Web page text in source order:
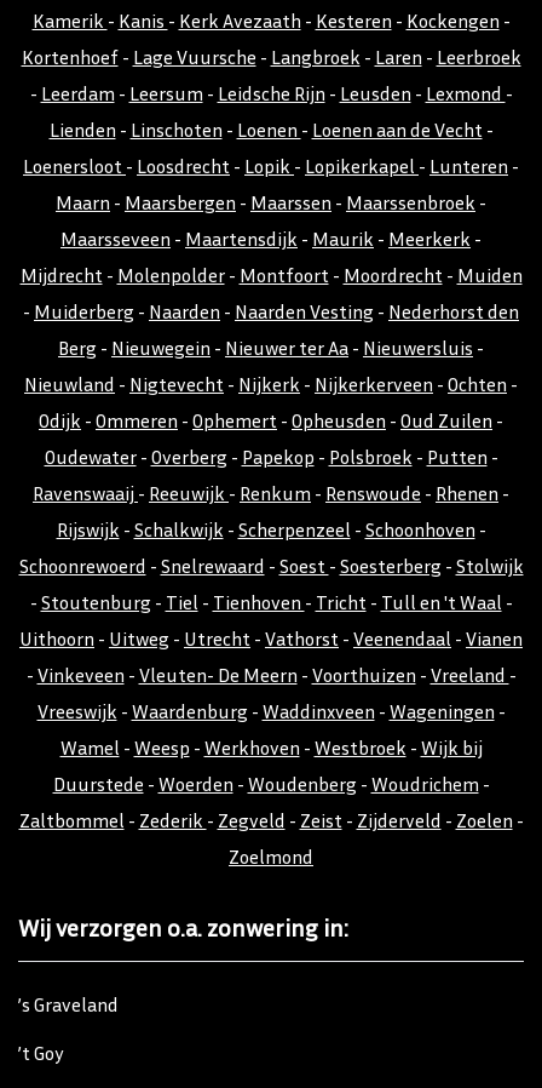
Kamerik - Kanis - Kerk Avezaath - Kesteren - Kockengen -
Kortenhoef- Lage Vuursche - Langbroek - Laren - Leerbroek
- Leerdam - Leersum - Leidsche Rijn - Leusden - Lexmond -
Lienden - Linschoten - Loenen - Loenen aan de Vecht-
Loenersloot - Loosdrecht - Lopik - Lopikerkapel - Lunteren -
Maarn - Maarsbergen - Maarssen - Maarssenbroek -
Maarsseveen - Maartensdijk - Maurik - Meerkerk -
Mijdrecht- Molenpolder- Montfoort- Moordrecht- Muiden
- Muiderberg - Naarden - Naarden Vesting - Nederhorst den
Berg - Nieuwegein - Nieuwer ter Aa - Nieuwersluis -
Nieuwland - Nigtevecht - Nijkerk - Nijkerkerveen - Ochten -
Odijk - Ommeren - Ophemert - Opheusden - Oud Zuilen -
Oudewater- Overberg - Papekop - Polsbroek - Putten -
Ravenswaaij - Reeuwijk - Renkum - Renswoude - Rhenen -
Rijswijk - Schalkwijk - Scherpenzeel - Schoonhoven -
Schoonrewoerd - Snelrewaard - Soest - Soesterberg - Stolwijk
- Stoutenburg - Tiel - Tienhoven - Tricht- Tull en 't Waal -
Uithoorn - Uitweg - Utrecht - Vathorst - Veenendaal - Vianen
- Vinkeveen - Vleuten- De Meern - Voorthuizen - Vreeland -
Vreeswijk - Waardenburg - Waddinxveen - Wageningen -
Wamel - Weesp - Werkhoven - Westbroek - Wijk bij
Duurstede - Woerden - Woudenberg - Woudrichem -
Zaltbommel - Zederik - Zegveld - Zeist- Zijderveld - Zoelen -
Zoelmond
Wij verzorgen o.a. zonwering in:
’s Graveland
’t Goy